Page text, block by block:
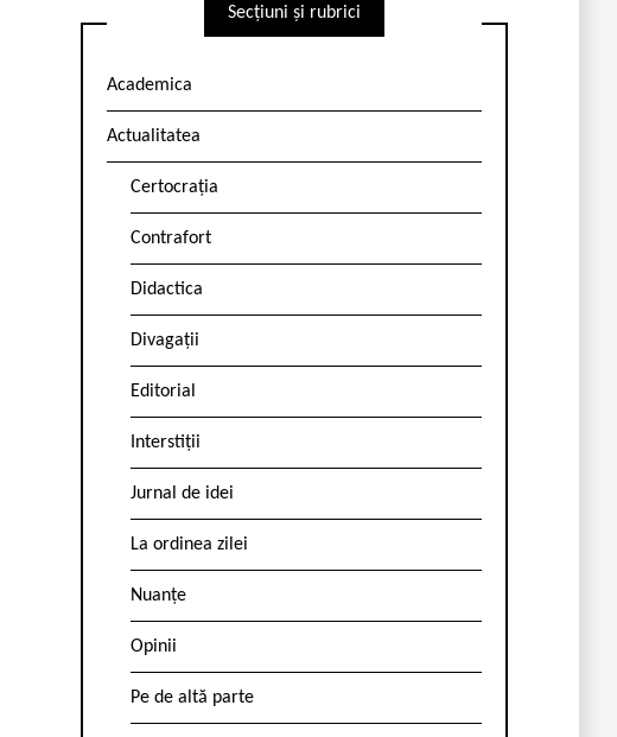
Secțiuni și rubrici
Academica
Actualitatea
Certocrația
Contrafort
Didactica
Divagații
Editorial
Interstiții
Jurnal de idei
La ordinea zilei
Nuanțe
Opinii
Pe de altă parte